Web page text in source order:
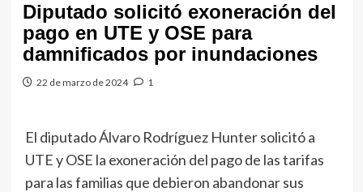
Diputado solicitó exoneración del
pago en UTE y OSE para
damnificados por inundaciones
22 de marzo de 2024 1
El diputado Álvaro Rodríguez Hunter solicitó a
UTE y OSE la exoneración del pago de las tarifas
para las familias que debieron abandonar sus